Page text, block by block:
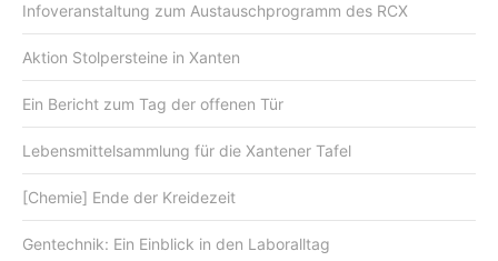
Infoveranstaltung zum Austauschprogramm des RCX
Aktion Stolpersteine in Xanten
Ein Bericht zum Tag der offenen Tür
Lebensmittelsammlung für die Xantener Tafel
[Chemie] Ende der Kreidezeit
Gentechnik: Ein Einblick in den Laboralltag